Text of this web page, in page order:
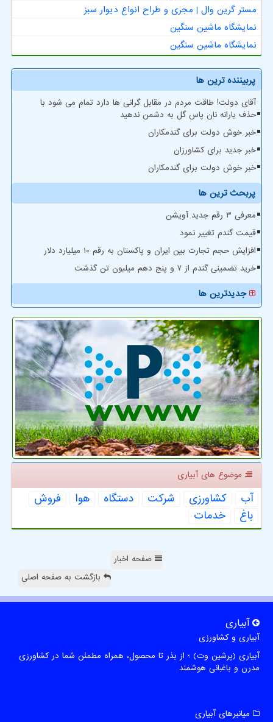
مستر گرین وال | مجری و طراح انواع دیوار سبز
نمایشگاه ماشین سنگین
نمایشگاه ماشین سنگین
پربیننده ترین ها
آقای دولت! طاقت مردم در مقابل گرانی ها دارد تمام می شود با
حذف یارانه نان پاس گل به دشمن ندهید
خبر خوش دولت برای گندمکاران
خبر جدید برای کشاورزان
خبر خوش دولت برای گندمکاران
پربحث ترین ها
معرفی ۳ رقم جدید آویشن
قیمت گندم تغییر نمود
افزایش حجم تجارت بین ایران و پاکستان به رقم 10 میلیارد دلار
خرید تضمینی گندم از ۷ و پنج دهم میلیون تن گذشت
جدیدترین ها
موضوع های آبیاری
آب كشاورزی شركت دستگاه هوا
فروش
باغ
خدمات
صفحه اخبار
بازگشت به صفحه اصلی
آبیاری
آبیاری و کشاورزی
آبیاری (پرشین وت) ؛ از بذر تا محصول، همراه مطمئن شما در کشاورزی
مدرن و باغبانی هوشمند
میانبرهای آبیاری